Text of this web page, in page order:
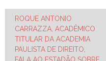
Navegação
de
Post
ROQUE ANTONIO
CARRAZZA, ACADÊMICO
TITULAR DA ACADEMIA
PAULISTA DE DIREITO,